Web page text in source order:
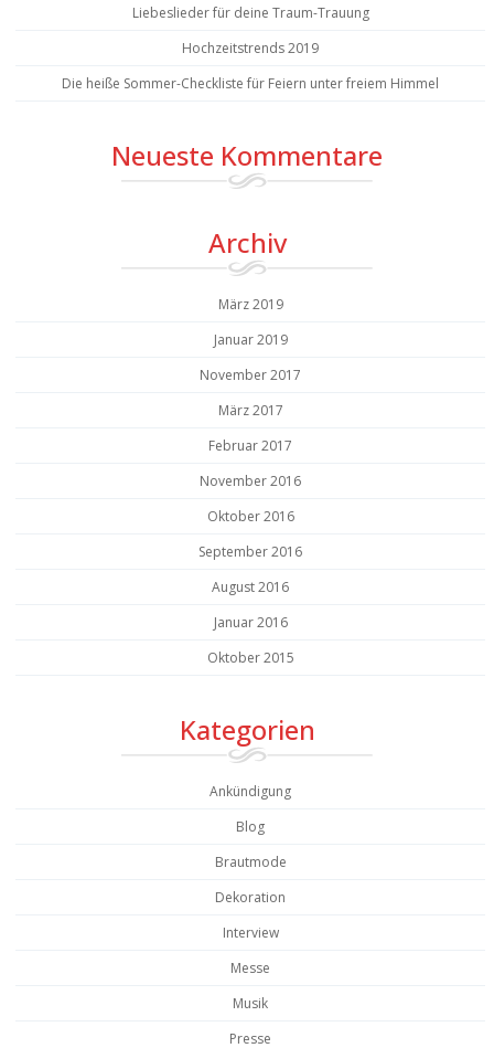
Liebeslieder für deine Traum-Trauung
Hochzeitstrends 2019
Die heiße Sommer-Checkliste für Feiern unter freiem Himmel
Neueste Kommentare
Archiv
März 2019
Januar 2019
November 2017
März 2017
Februar 2017
November 2016
Oktober 2016
September 2016
August 2016
Januar 2016
Oktober 2015
Kategorien
Ankündigung
Blog
Brautmode
Dekoration
Interview
Messe
Musik
Presse